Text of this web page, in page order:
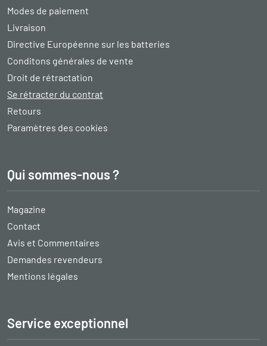
Modes de paiement
Livraison
Directive Européenne sur les batteries
Conditons générales de vente
Droit de rétractation
Se rétracter du contrat
Retours
Paramètres des cookies
Qui sommes-nous ?
Magazine
Contact
Avis et Commentaires
Demandes revendeurs
Mentions légales
Service exceptionnel